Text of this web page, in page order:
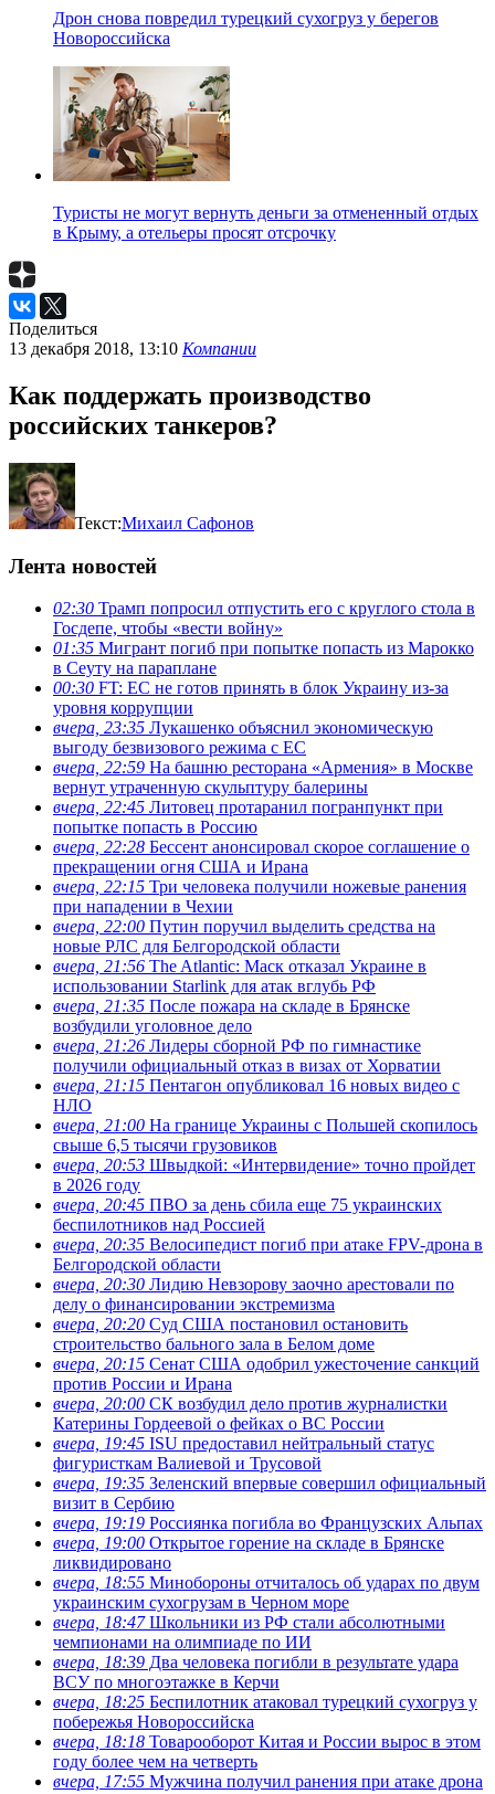
Дрон снова повредил турецкий сухогруз у берегов
Новороссийска
Туристы не могут вернуть деньги за отмененный отдых
в Крыму, а отельеры просят отсрочку
Поделиться
13 декабря 2018, 13:10 Компании
Как поддержать производство
российских танкеров?
Текст:Михаил Сафонов
Лента новостей
02:30 Трамп попросил отпустить его с круглого стола в
Госдепе, чтобы «вести войну»
01:35 Мигрант погиб при попытке попасть из Марокко
в Сеуту на параплане
00:30 FT: ЕС не готов принять в блок Украину из-за
уровня коррупции
вчера, 23:35 Лукашенко объяснил экономическую
выгоду безвизового режима с ЕС
вчера, 22:59 На башню ресторана «Армения» в Москве
вернут утраченную скульптуру балерины
вчера, 22:45 Литовец протаранил погранпункт при
попытке попасть в Россию
вчера, 22:28 Бессент анонсировал скорое соглашение о
прекращении огня США и Ирана
вчера, 22:15 Три человека получили ножевые ранения
при нападении в Чехии
вчера, 22:00 Путин поручил выделить средства на
новые РЛС для Белгородской области
вчера, 21:56 The Atlantic: Маск отказал Украине в
использовании Starlink для атак вглубь РФ
вчера, 21:35 После пожара на складе в Брянске
возбудили уголовное дело
вчера, 21:26 Лидеры сборной РФ по гимнастике
получили официальный отказ в визах от Хорватии
вчера, 21:15 Пентагон опубликовал 16 новых видео с
НЛО
вчера, 21:00 На границе Украины с Польшей скопилось
свыше 6,5 тысячи грузовиков
вчера, 20:53 Швыдкой: «Интервидение» точно пройдет
в 2026 году
вчера, 20:45 ПВО за день сбила еще 75 украинских
беспилотников над Россией
вчера, 20:35 Велосипедист погиб при атаке FPV-дрона в
Белгородской области
вчера, 20:30 Лидию Невзорову заочно арестовали по
делу о финансировании экстремизма
вчера, 20:20 Суд США постановил остановить
строительство бального зала в Белом доме
вчера, 20:15 Сенат США одобрил ужесточение санкций
против России и Ирана
вчера, 20:00 СК возбудил дело против журналистки
Катерины Гордеевой о фейках о ВС России
вчера, 19:45 ISU предоставил нейтральный статус
фигуристкам Валиевой и Трусовой
вчера, 19:35 Зеленский впервые совершил официальный
визит в Сербию
вчера, 19:19 Россиянка погибла во Французских Альпах
вчера, 19:00 Открытое горение на складе в Брянске
ликвидировано
вчера, 18:55 Минобороны отчиталось об ударах по двум
украинским сухогрузам в Черном море
вчера, 18:47Школьники из РФ стали абсолютными
чемпионами на олимпиаде по ИИ
вчера, 18:39 Два человека погибли в результате удара
ВСУ по многоэтажке в Керчи
вчера, 18:25 Беспилотник атаковал турецкий сухогруз у
побережья Новороссийска
вчера, 18:18 Товарооборот Китая и России вырос в этом
году более чем на четверть
вчера, 17:55 Мужчина получил ранения при атаке дрона